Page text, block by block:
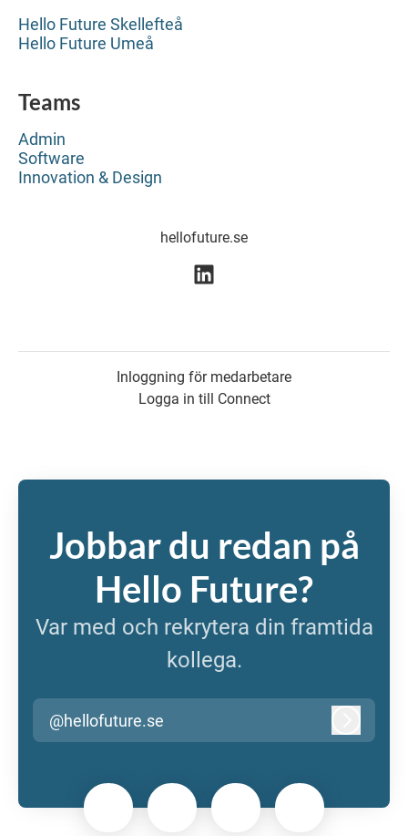
Hello Future Skellefteå
Hello Future Umeå
Teams
Admin
Software
Innovation & Design
hellofuture.se
Inloggning för medarbetare
Logga in till Connect
Jobbar du redan på
Hello Future?
Var med och rekrytera din framtida
kollega.
@hellofuture.se